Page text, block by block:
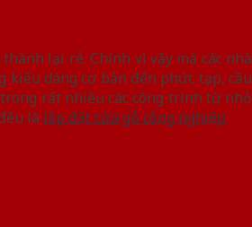
lại rẻ. Chính vì vậy mà các nhà
kiểu dáng cơ bản đến phức tạp, cầu
rất nhiều các công trình từ nhỏ
là lắp đặt cửa gỗ công nghiệp.